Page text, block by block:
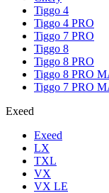
Tiggo 4
Tiggo 4 PRO
Tiggo 7 PRO
Tiggo 8
Tiggo 8 PRO
Tiggo 8 PRO
Tiggo 7 PRO
Exeed
Exeed
LX
TXL
VX
VX LE